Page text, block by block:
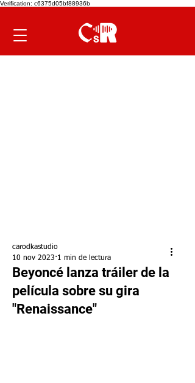
Verification: c6375d05bf88936b
Beyoncé lanza tráiler de la
película sobre su gira
"Renaissance"
carodkastudio
10 nov 2023 1 min de lectura